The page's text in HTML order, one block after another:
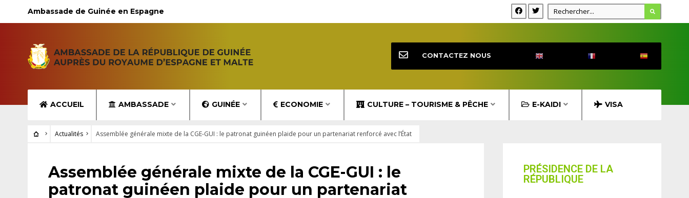
Ambassade de Guinée en Espagne
ACCUEIL AMBASSADE GUINÉE ECONOMIE CULTURE – TOURISME & PÊCHE E-KAIDI VISA
CONTACTEZ NOUS
Actualités Assemblée générale mixte de la CGE-GUI : le patronat guinéen plaide pour un partenariat renforcé avec l’État
ACTUALITÉS
Assemblée générale mixte de la CGE-GUI : le
patronat guinéen plaide pour un partenariat
PRÉSIDENCE DE LA
RÉPUBLIQUE